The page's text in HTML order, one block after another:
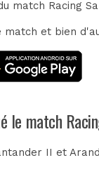
match Racing
et bien
le match
II et